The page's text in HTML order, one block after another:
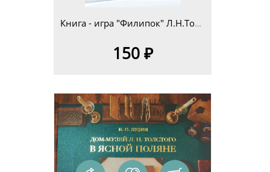
Книга - игра "Филипок" Л.Н.Толстой для детей дошкольного возраста 5+
150 ₽